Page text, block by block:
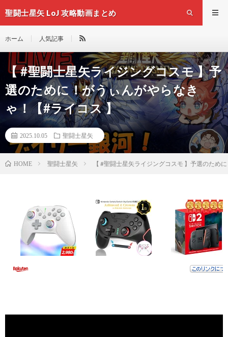
聖闘士星矢 LoJ 攻略動画まとめ
ホーム 人気記事
【 #聖闘士星矢ライジングコスモ 】予
選のために！がうぃんがやらなき
ゃ！【#ライコス 】
2025.10.05 聖闘士星矢
HOME 聖闘士星矢 【 #聖闘士星矢ライジングコスモ 】予選のため